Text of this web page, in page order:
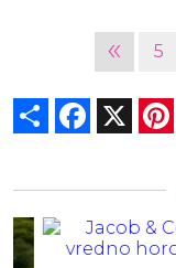
« 5
Share Facebook